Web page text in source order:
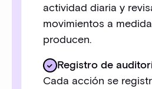
actividad diaria y
movimientos a
producen.
Registro de
Cada acción se